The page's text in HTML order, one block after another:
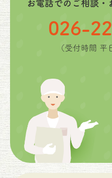
お電話でのご相談・
026-
（受付時間 平